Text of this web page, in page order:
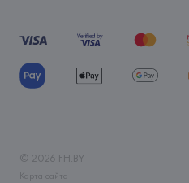
© 2026 FH.BY
Карта сайта